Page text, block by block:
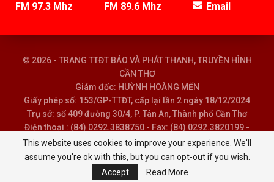
FM 97.3 Mhz FM 89.6 Mhz Email
© 2026 - TRANG TTĐT BÁO VÀ PHÁT THANH, TRUYỀN HÌNH
CẦN THƠ
Giám đốc: HUỲNH HOÀNG MẾN
Giấy phép số: 153/GP-TTĐT, cấp lại lần 2 ngày 18/12/2024
Trụ sở: số 409 đường 30/4, P. Tân An, Thành phố Cần Thơ
Điện thoại : (84) 0292.3838750 - Fax: (84) 0292.3820199 -
Email : baoptth@cantho.gov.vn
This website uses cookies to improve your experience. We'll
assume you're ok with this, but you can opt-out if you wish.
Accept
Read More